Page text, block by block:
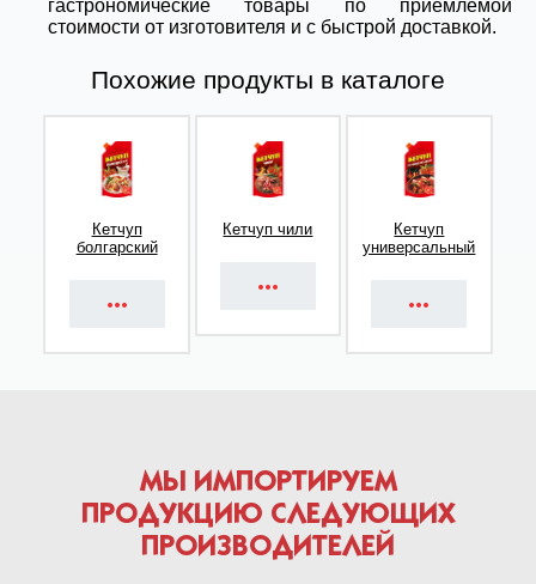
гастрономические товары по приемлемой
стоимости от изготовителя и с быстрой доставкой.
Похожие продукты в каталоге
Кетчуп
болгарский
Кетчуп чили
Кетчуп
универсальный
МЫ ИМПОРТИРУЕМ
ПРОДУКЦИЮ СЛЕДУЮЩИХ
ПРОИЗВОДИТЕЛЕЙ